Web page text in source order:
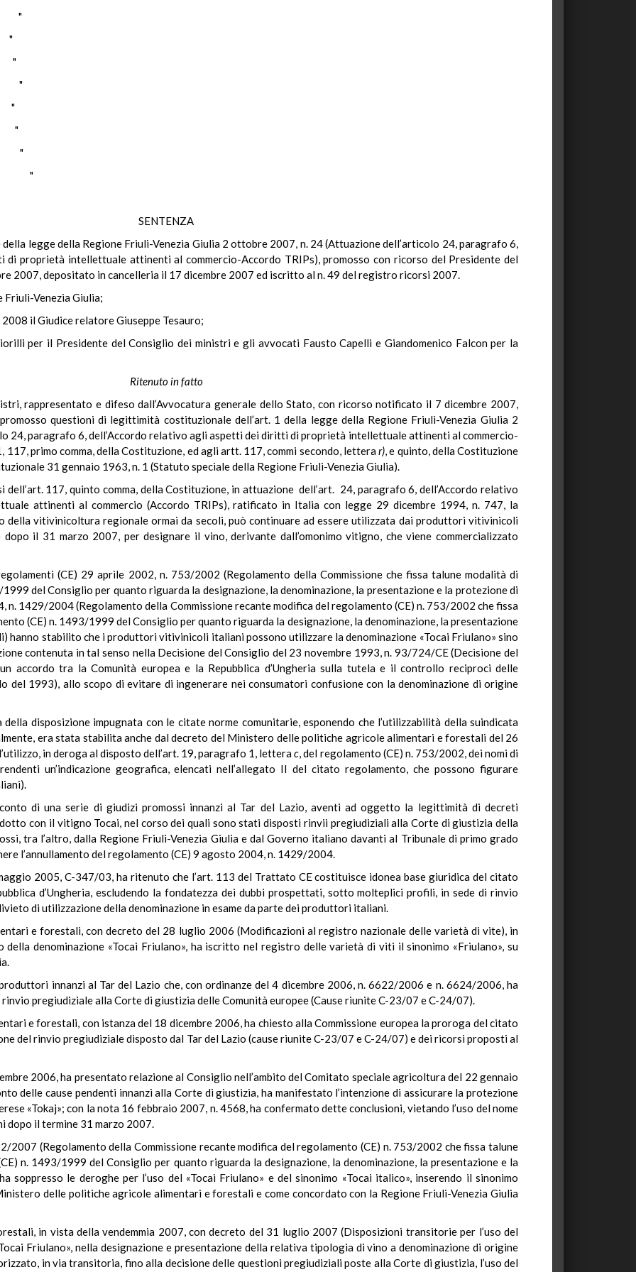
"
"
"
"
"
"
"
"
SENTENZA
legge della Regione Friuli-Venezia Giulia 2 ottobre 2007, n. 24 (Attuazione dell’articolo 24, paragrafo 6,
proprietà intellettuale attinenti al commercio-Accordo TRIPs), promosso con ricorso del Presidente del
2007, depositato in cancelleria il 17 dicembre 2007 ed iscritto al n. 49 del registro ricorsi 2007.
Venezia Giulia;
il Giudice relatore Giuseppe Tesauro;
per il Presidente del Consiglio dei ministri e gli avvocati Fausto Capelli e Giandomenico Falcon per la
Ritenuto in fatto
rappresentato e difeso dall’Avvocatura generale dello Stato, con ricorso notificato il 7 dicembre 2007,
questioni di legittimità costituzionale dell’art. 1 della legge della Regione Friuli-Venezia Giulia 2
24, paragrafo 6, dell’Accordo relativo agli aspetti dei diritti di proprietà intellettuale attinenti al commercio-
primo comma, della Costituzione, ed agli artt. 117, commi secondo, letterar), e quinto, della Costituzione
31 gennaio 1963, n. 1 (Statuto speciale della Regione Friuli-Venezia Giulia).
dell’art. 117, quinto comma, della Costituzione, in attuazione dell’art. 24, paragrafo 6, dell’Accordo relativo
attinenti al commercio (Accordo TRIPs), ratificato in Italia con legge 29 dicembre 1994, n. 747, la
della vitivinicoltura regionale ormai da secoli, può continuare ad essere utilizzata dai produttori vitivinicoli
il 31 marzo 2007, per designare il vino, derivante dall’omonimo vitigno, che viene commercializzato
(CE) 29 aprile 2002, n. 753/2002 (Regolamento della Commissione che fissa talune modalità di
del Consiglio per quanto riguarda la designazione, la denominazione, la presentazione e la protezione di
1429/2004 (Regolamento della Commissione recante modifica del regolamento (CE) n. 753/2002 che fissa
(CE) n. 1493/1999 del Consiglio per quanto riguarda la designazione, la denominazione, la presentazione
stabilito che i produttori vitivinicoli italiani possono utilizzare la denominazione «Tocai Friulano» sino
contenuta in tal senso nella Decisione del Consiglio del 23 novembre 1993, n. 93/724/CE (Decisione del
accordo tra la Comunità europea e la Repubblica d’Ungheria sulla tutela e il controllo reciproci delle
del 1993), allo scopo di evitare di ingenerare nei consumatori confusione con la denominazione di origine
disposizione impugnata con le citate norme comunitarie, esponendo che l’utilizzabilità della suindicata
era stata stabilita anche dal decreto del Ministero delle politiche agricole alimentari e forestali del 26
in deroga al disposto dell’art. 19, paragrafo 1, letterac, del regolamento (CE) n. 753/2002, dei nomi di
un’indicazione geografica, elencati nell’allegato II del citato regolamento, che possono figurare
di una serie di giudizi promossi innanzi al Tar del Lazio, aventi ad oggetto la legittimità di decreti
con il vitigno Tocai, nel corso dei quali sono stati disposti rinvii pregiudiziali alla Corte di giustizia della
tra l’altro, dalla Regione Friuli-Venezia Giulia e dal Governo italiano davanti al Tribunale di primo grado
l’annullamento del regolamento (CE) 9 agosto 2004, n. 1429/2004.
2005, C-347/03, ha ritenuto che l’art. 113 del Trattato CE costituisce idonea base giuridica del citato
d’Ungheria, escludendo la fondatezza dei dubbi prospettati, sotto molteplici profili, in sede di rinvio
di utilizzazione della denominazione in esame da parte dei produttori italiani.
e forestali, con decreto del 28 luglio 2006 (Modificazioni al registro nazionale delle varietà di vite), in
della denominazione «Tocai Friulano», ha iscritto nel registro delle varietà di viti il sinonimo «Friulano», su
innanzi al Tar del Lazio che, con ordinanze del 4 dicembre 2006, n. 6622/2006 e n. 6624/2006, ha
rinvio pregiudiziale alla Corte di giustizia delle Comunità europee (Cause riunite C-23/07 e C-24/07).
e forestali, con istanza del 18 dicembre 2006, ha chiesto alla Commissione europea la proroga del citato
del rinvio pregiudiziale disposto dal Tar del Lazio (cause riunite C-23/07 e C-24/07) e dei ricorsi proposti al
2006, ha presentato relazione al Consiglio nell’ambito del Comitato speciale agricoltura del 22 gennaio
delle cause pendenti innanzi alla Corte di giustizia, ha manifestato l’intenzione di assicurare la protezione
«Tokaj»; con la nota 16 febbraio 2007, n. 4568, ha confermato dette conclusioni, vietando l’uso del nome
dopo il termine 31 marzo 2007.
2007 (Regolamento della Commissione recante modifica del regolamento (CE) n. 753/2002 che fissa talune
n. 1493/1999 del Consiglio per quanto riguarda la designazione, la denominazione, la presentazione e la
le deroghe per l’uso del «Tocai Friulano» e del sinonimo «Tocai italico», inserendo il sinonimo
delle politiche agricole alimentari e forestali e come concordato con la Regione Friuli-Venezia Giulia
in vista della vendemmia 2007, con decreto del 31 luglio 2007 (Disposizioni transitorie per l’uso del
Friulano», nella designazione e presentazione della relativa tipologia di vino a denominazione di origine
in via transitoria, fino alla decisione delle questioni pregiudiziali poste alla Corte di giustizia, l’uso del